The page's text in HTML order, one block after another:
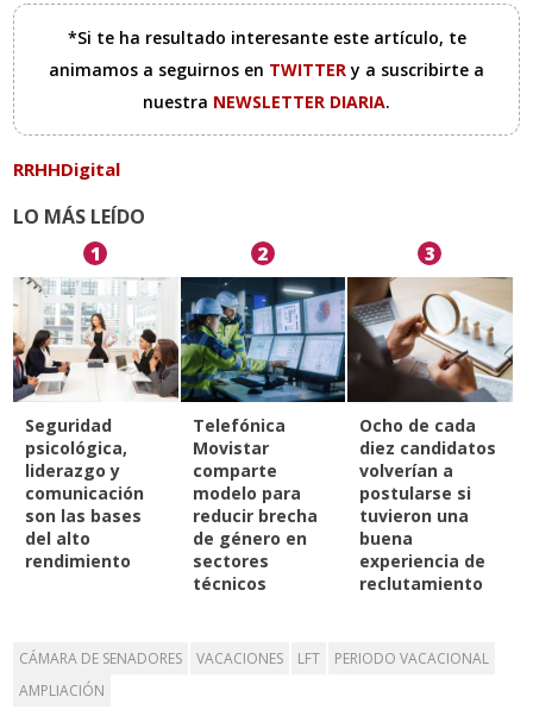
*Si te ha resultado interesante este artículo, te
animamos a seguirnos en TWITTERy a suscribirte a
nuestra NEWSLETTER DIARIA.
RRHHDigital
LO MÁS LEÍDO
1
Seguridad
psicológica,
liderazgo y
comunicación
son las bases
del alto
rendimiento
2
Telefónica
Movistar
comparte
modelo para
reducir brecha
de género en
sectores
técnicos
3
Ocho de cada
diez candidatos
volverían a
postularse si
tuvieron una
buena
experiencia de
reclutamiento
CÁMARA DE SENADORES VACACIONES LFT
PERIODO VACACIONAL
AMPLIACIÓN